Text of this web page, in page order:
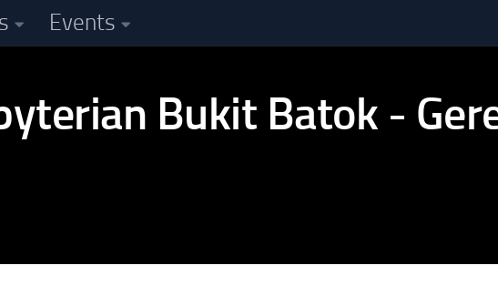
Events